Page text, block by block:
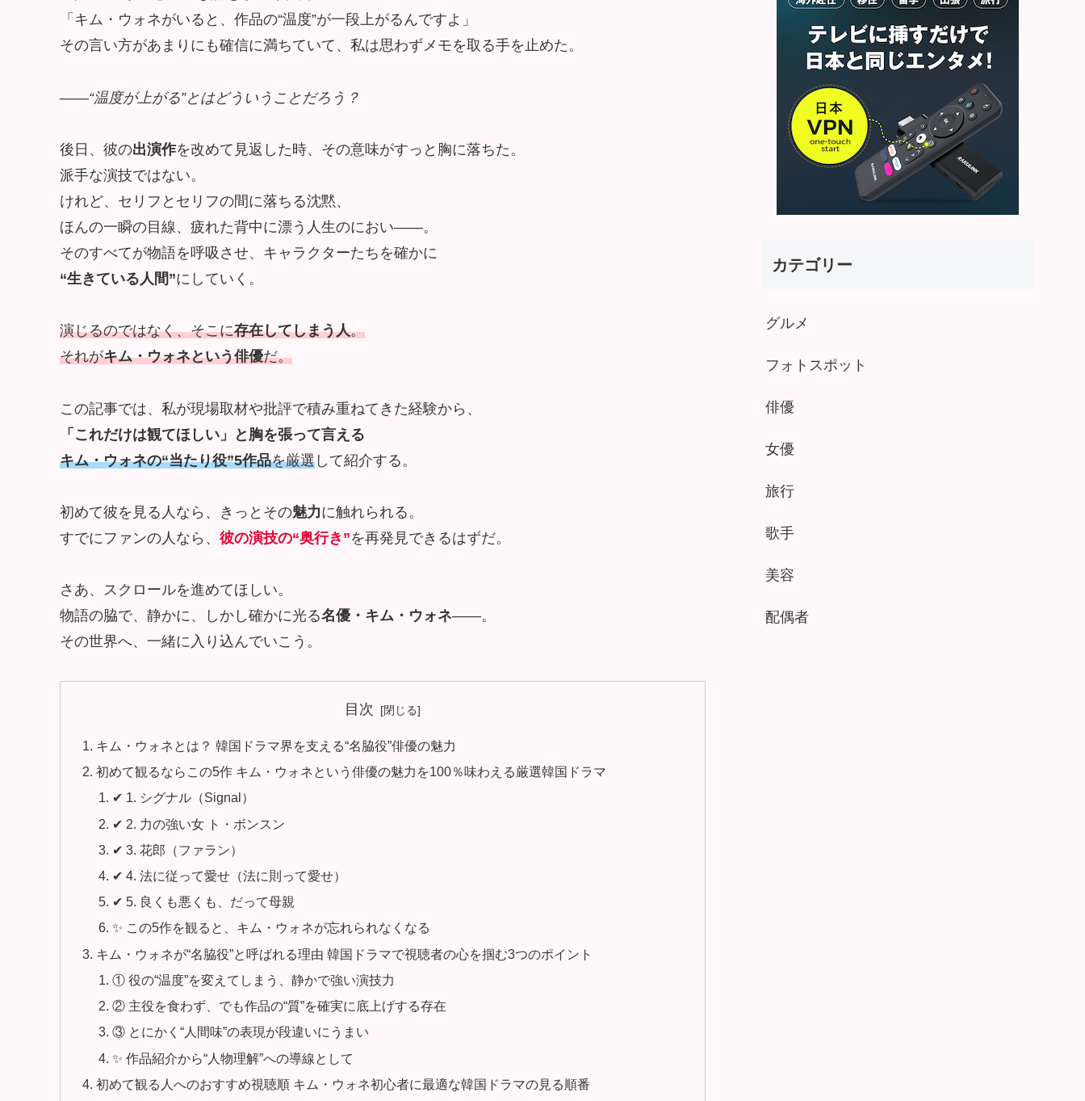
キム・ウォネがいると、作品の“温度”が一段上がるんですよ
その言い方があまりにも確信に満ちていて、私は思わずメモを取る手を止めた。
——“温度が上がる”とはどういうことだろう？
後日、彼の出演作を改めて見返した時、その意味がすっと胸に落ちた。
派手な演技ではない。
けれど、セリフとセリフの間に落ちる沈黙、
ほんの一瞬の目線、疲れた背中に漂う人生のにおい——。
そのすべてが物語を呼吸させ、キャラクターたちを確かに
“生きている人間”にしていく。
演じるのではなく、そこに存在してしまう人。
それがキム・ウォネという俳優だ。
この記事では、私が現場取材や批評で積み重ねてきた経験から、
「これだけは観てほしい」と胸を張って言える
キム・ウォネの“当たり役”5作品を厳選 して紹介する。
初めて彼を見る人なら、きっとその魅力に触れられる。
すでにファンの人なら、 彼の演技の“奥行き”を再発見できるはずだ。
さあ、スクロールを進めてほしい。
物語の脇で、静かに、しかし確かに光る名優・キム・ウォネ——。
その世界へ、一緒に入り込んでいこう。
目次
キム・ウォネとは？ 韓国ドラマ界を支える“名脇役”俳優の魅力
初めて観るならこの5作 キム・ウォネという俳優の魅力を100％味わえる厳選韓国ドラマ
✔ 1. シグナル（Signal）
✔ 2. 力の強い女 ト・ボンスン
✔ 3. 花郎（ファラン）
✔ 4. 法に従って愛せ（法に則って愛せ）
✔ 5. 良くも悪くも、だって母親
✨ この5作を観ると、キム・ウォネが忘れられなくなる
キム・ウォネが“名脇役”と呼ばれる理由 韓国ドラマで視聴者の心を掴む3つのポイント
① 役の“温度”を変えてしまう、静かで強い演技力
② 主役を食わず、でも作品の“質”を確実に底上げする存在
③ とにかく“人間味”の表現が段違いにうまい
✨ 作品紹介から“人物理解”への導線として
初めて観る人へのおすすめ視聴順 キム・ウォネ初心者に最適な韓国ドラマの見る順番
カテゴリー
グルメ
フォトスポット
俳優
女優
旅行
歌手
美容
配偶者